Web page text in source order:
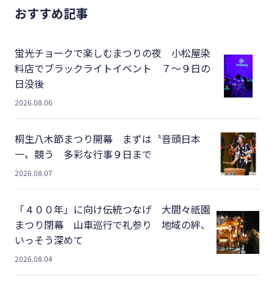
おすすめ記事
蛍光チョークで楽しむまつりの夜 小松屋染
料店でブラックライトイベント ７～９日の
日没後
2026.08.06
桐生八木節まつり開幕 まずは〝音頭日本
一〟競う 多彩な行事９日まで
2026.08.07
「４００年」に向け伝統つなげ 大間々祇園
まつり閉幕 山車巡行で礼参り 地域の絆、
いっそう深めて
2026.08.04